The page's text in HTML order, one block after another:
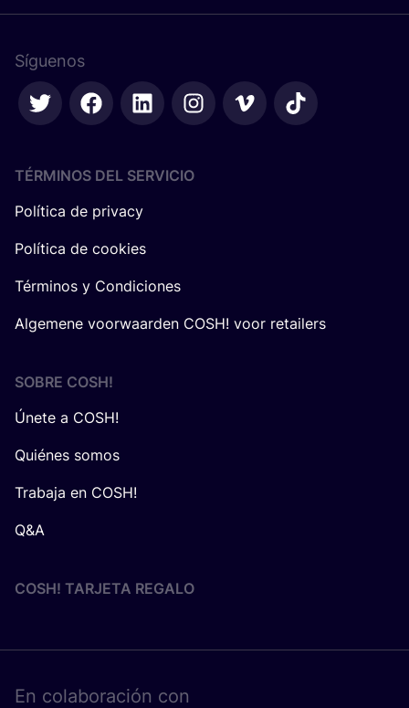
Síguenos
TÉRMINOS DEL SERVICIO
Política de privacy
Política de cookies
Términos y Condiciones
Algemene voorwaarden COSH! voor retailers
SOBRE COSH!
Únete a COSH!
Quiénes somos
Trabaja en COSH!
Q&A
COSH! TARJETA REGALO
En cola­bo­ra­ción con